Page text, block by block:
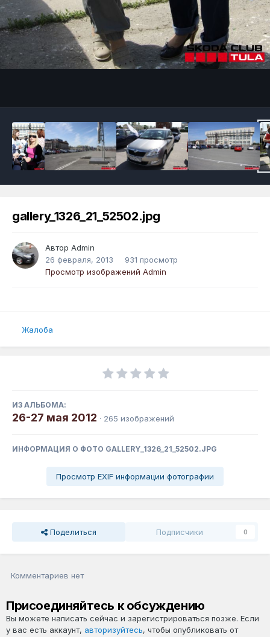
gallery_1326_21_52502.jpg
Автор Admin
26 февраля, 2013
931 просмотр
Просмотр изображений Admin
Жалоба
ИЗ АЛЬБОМА:
26-27 мая 2012 · 265 изображений
ИНФОРМАЦИЯ О ФОТО GALLERY_1326_21_52502.JPG
Просмотр EXIF информации фотографии
Поделиться Подписчики 0
Комментариев нет
Присоединяйтесь к обсуждению
Вы можете написать сейчас и зарегистрироваться позже. Если
у вас есть аккаунт, авторизуйтесь, чтобы опубликовать от